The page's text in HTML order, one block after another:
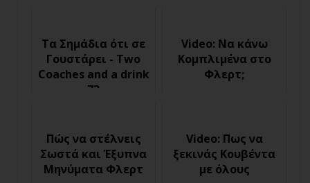
Τα Σημάδια ότι σε
Γουστάρει - Two
Coaches and a drink
73
Video: Να κάνω
Κομπλιμένα στο
Φλερτ;
Πώς να στέλνεις
Σωστά και Έξυπνα
Μηνύματα Φλερτ
Video: Πως να
ξεκινάς Κουβέντα
με όλους